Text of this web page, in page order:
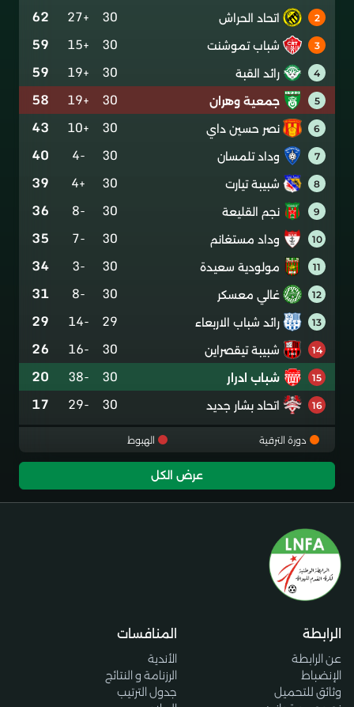
2 اتحاد الحراش 30
+27
62
3 شباب تموشنت 30
+15
59
4 رائد القبة 30
+19
59
5 جمعية وهران 30
+19
58
6 نصر حسين داي 30
+10
43
7 وداد تلمسان 30
-4
40
8 شبيبة تيارت 30
+4
39
9 نجم القليعة 30
-8
36
10 وداد مستغانم 30
-7
35
11 مولودية سعيدة 30
-3
34
12 غالي معسكر 30
-8
31
13 رائد شباب الاربعاء 29
-14
29
14 شبيبة تيقصراين 30
-16
26
15 شباب ادرار 30
-38
20
16 اتحاد بشار جديد 30
-29
17
دورة الترقية الهبوط
عرض الكل
الرابطة
عن الرابطة
الإنضباط
وثائق للتحميل
المنافسات
الأندية
الرزنامة و النتائج
جدول الترتيب